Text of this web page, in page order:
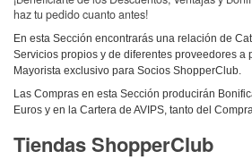
haz tu pedido cuanto antes!
En esta Sección encontrarás una relación de
Servicios propios y de diferentes proveedores a
Mayorista exclusivo para Socios ShopperClub.
Las Compras en esta Sección producirán
Euros y en la Cartera de AVIPS, tanto del
Tiendas ShopperClub